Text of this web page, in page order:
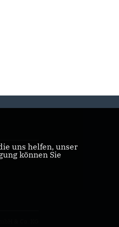
uns helfen, unser
können Sie